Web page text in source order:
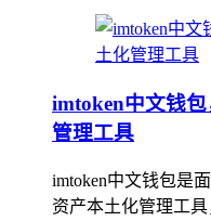
imtoken中文钱
管理工具
imtoken中文钱包是
资产本土化管理工